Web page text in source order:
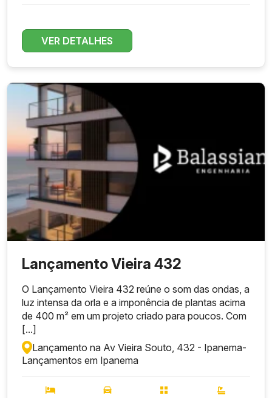
VER DETALHES
Lançamento Vieira 432
O Lançamento Vieira 432 reúne o som das ondas, a
luz intensa da orla e a imponência de plantas acima
de 400 m² em um projeto criado para poucos. Com
[...]
Lançamento na Av Vieira Souto, 432 - Ipanema-
Lançamentos em Ipanema